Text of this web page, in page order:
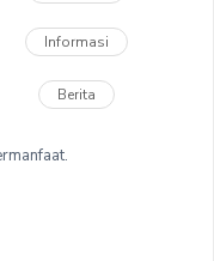
Informasi
Berita